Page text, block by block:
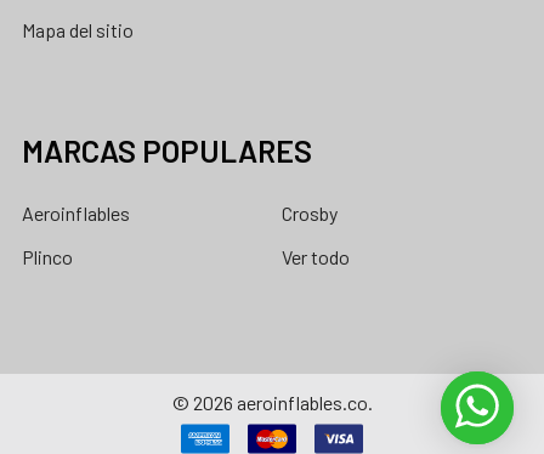
Mapa del sitio
MARCAS POPULARES
Aeroinflables
Plinco
Crosby
Ver todo
© 2026 aeroinflables.co.